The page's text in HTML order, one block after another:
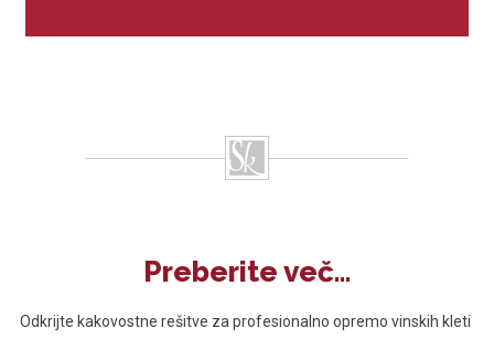
Preberite več...
Odkrijte kakovostne rešitve za profesionalno opremo vinskih kleti